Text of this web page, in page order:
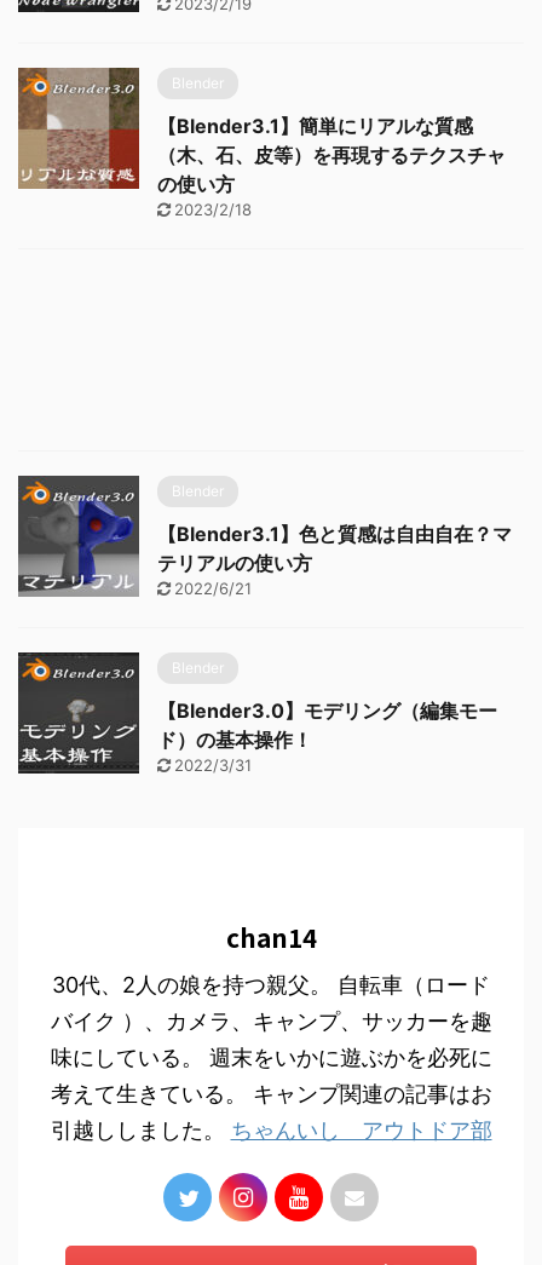
Blender
【Blender3.1】簡単にリアルな質感
（木、石、皮等）を再現するテクスチャ
の使い方
2023/2/18
Blender
【Blender3.1】色と質感は自由自在？マ
テリアルの使い方
2022/6/21
Blender
【Blender3.0】モデリング（編集モー
ド）の基本操作！
2022/3/31
chan14
30代、2人の娘を持つ親父。 自転車（ロード
バイク ）、カメラ、キャンプ、サッカーを趣
味にしている。 週末をいかに遊ぶかを必死に
考えて生きている。 キャンプ関連の記事はお
引越ししました。 ちゃんいし アウトドア部